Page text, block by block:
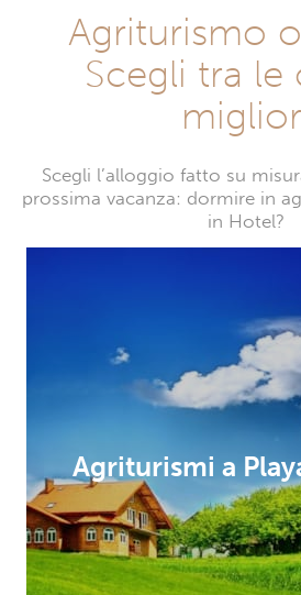
Agriturismo
Scegli tra le
Scegli l’alloggio fatto su
prossima vacanza: dormire in
in Hotel?
Agriturismi a